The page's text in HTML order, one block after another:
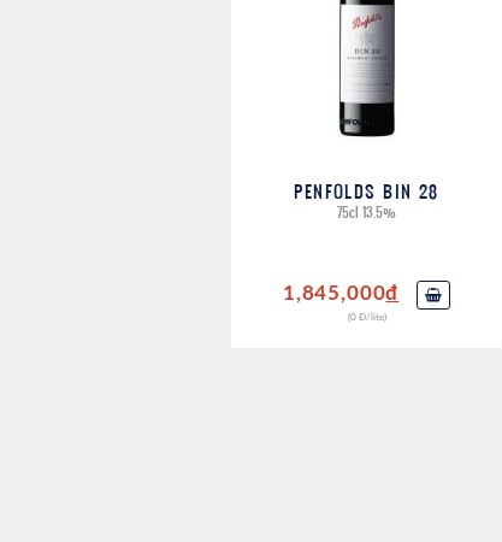
PENFOLDS BIN 28
75cl 13.5%
1,845,000đ
(0 Đ/lite)